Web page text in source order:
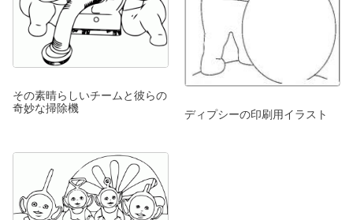
その素晴らしいチームと彼らの
奇妙な掃除機
ディプシーの印刷用イラスト